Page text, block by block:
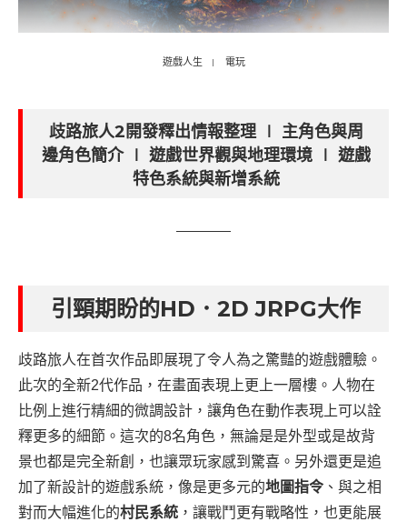
遊戲人生 電玩
歧路旅人2開發釋出情報整理 ∣ 主角色與周
邊角色簡介 ∣ 遊戲世界觀與地理環境 ∣ 遊戲
特色系統與新增系統
引頸期盼的HD．2D JRPG大作
歧路旅人在首次作品即展現了令人為之驚豔的遊戲體驗。
此次的全新2代作品，在畫面表現上更上一層樓。人物在
比例上進行精細的微調設計，讓角色在動作表現上可以詮
釋更多的細節。這次的8名角色，無論是是外型或是故背
景也都是完全新創，也讓眾玩家感到驚喜。另外還更是追
加了新設計的遊戲系統，像是更多元的地圖指令 、與之相
對而大幅進化的村民系統 ，讓戰鬥更有戰略性，也更能展